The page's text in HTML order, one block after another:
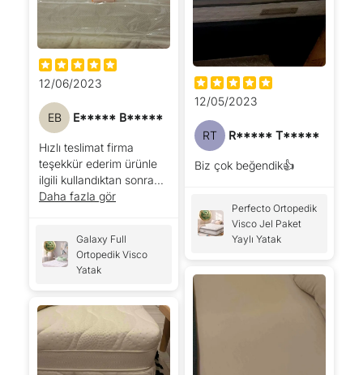
12/06/2023
EB E***** B*****
Hızlı teslimat firma
teşekkür ederim ürünle
ilgili kullandıktan sonra
görüşümü belirteceğim
Daha fazla gör
Galaxy Full
Ortopedik Visco
Yatak
12/05/2023
RT R***** T*****
Biz çok beğendik👍
Perfecto Ortopedik
Visco Jel Paket
Yaylı Yatak